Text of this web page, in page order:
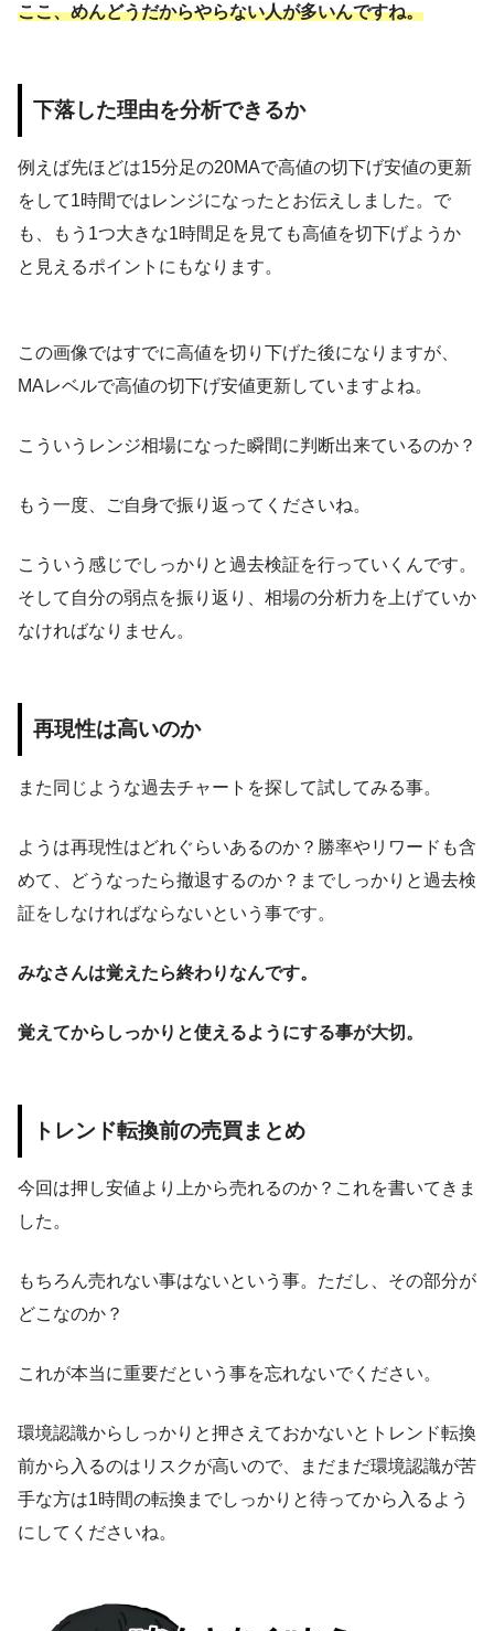
ここ、めんどうだからやらない人が多いんですね。
下落した理由を分析できるか
例えば先ほどは15分足の20MAで高値の切下げ安値の更新
をして1時間ではレンジになったとお伝えしました。で
も、もう1つ大きな1時間足を見ても高値を切下げようか
と見えるポイントにもなります。
この画像ではすでに高値を切り下げた後になりますが、
MAレベルで高値の切下げ安値更新していますよね。
こういうレンジ相場になった瞬間に判断出来ているのか？
もう一度、ご自身で振り返ってくださいね。
こういう感じでしっかりと過去検証を行っていくんです。
そして自分の弱点を振り返り、相場の分析力を上げていか
なければなりません。
再現性は高いのか
また同じような過去チャートを探して試してみる事。
ようは再現性はどれぐらいあるのか？勝率やリワードも含
めて、どうなったら撤退するのか？までしっかりと過去検
証をしなければならないという事です。
みなさんは覚えたら終わりなんです。
覚えてからしっかりと使えるようにする事が大切。
トレンド転換前の売買まとめ
今回は押し安値より上から売れるのか？これを書いてきま
した。
もちろん売れない事はないという事。ただし、その部分が
どこなのか？
これが本当に重要だという事を忘れないでください。
環境認識からしっかりと押さえておかないとトレンド転換
前から入るのはリスクが高いので、まだまだ環境認識が苦
手な方は1時間の転換までしっかりと待ってから入るよう
にしてくださいね。